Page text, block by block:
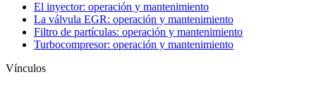
El inyector: operación y mantenimiento
La válvula EGR: operación y mantenimiento
Filtro de partículas: operación y mantenimiento
Turbocompresor: operación y mantenimiento
Vínculos